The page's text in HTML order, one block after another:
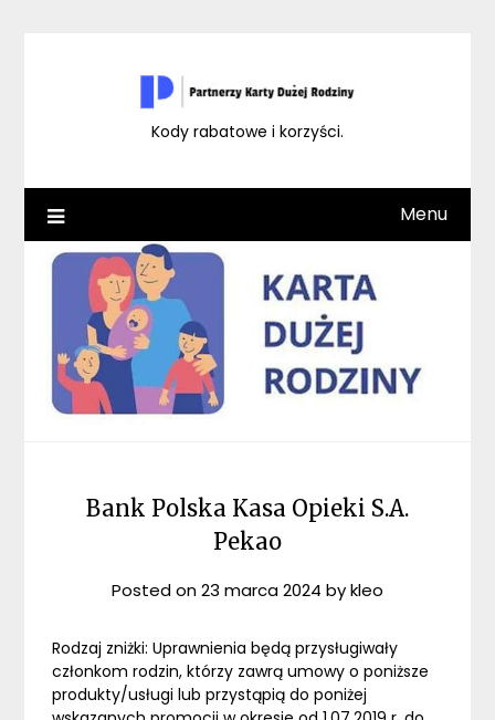
Kody rabatowe i korzyści.
Menu
Bank Polska Kasa Opieki S.A.
Pekao
Posted on23 marca 2024 bykleo
Rodzaj zniżki: Uprawnienia będą przysługiwały
członkom rodzin, którzy zawrą umowy o poniższe
produkty/usługi lub przystąpią do poniżej